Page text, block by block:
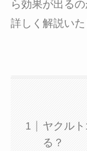
ら効果が出る
詳しく解説いた
ヤクル
る？